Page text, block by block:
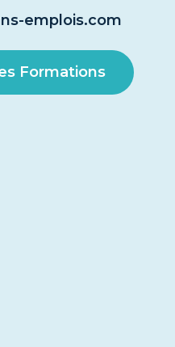
emplois.com
Formations